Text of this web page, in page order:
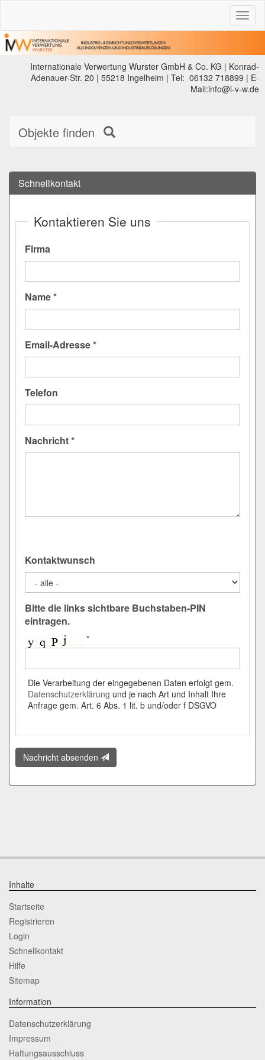
Internationale Verwertung Wurster GmbH & Co. KG | Konrad-
Adenauer-Str. 20 | 55218 Ingelheim | Tel: 06132 718899 | E-
Mail:info@i-v-w.de
Objekte finden
Schnellkontakt
Kontaktieren Sie uns
Firma
Name *
Email-Adresse *
Telefon
Nachricht *
Kontaktwunsch
Bitte die links sichtbare Buchstaben-PIN
eintragen.
*
Die Verarbeitung der eingegebenen Daten erfolgt gem.
Datenschutzerklärung und je nach Art und Inhalt Ihre
Anfrage gem. Art. 6 Abs. 1 lit. b und/oder f DSGVO
Nachricht absenden
Inhalte
Startseite
Registrieren
Login
Schnellkontakt
Hilfe
Sitemap
Information
Datenschutzerklärung
Impressum
Haftungsausschluss